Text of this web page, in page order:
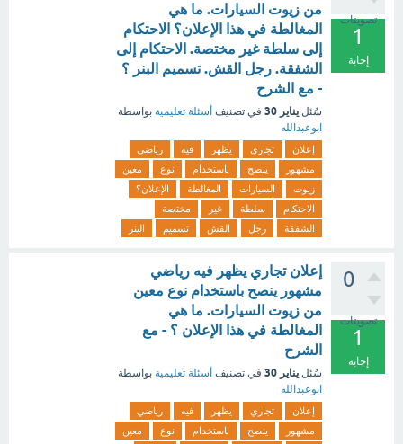
تصويتات
1
إجابة
من زيوت السيارات. ما هي
المغالطة في هذا الإعلان؟ الاحتكام
إلى سلطة غير مختصة. الاحتكام إلى
الشفقة. رجل القش. تسميم البنر ؟
- مع الشرح
سُئل يناير 30 في تصنيف أسئلة تعليمية بواسطة
ابوعبدالله
إعلان تجاري يظهر فيه
رياضي
مشهور
ينصح باستخدام نوع
معين
زيوت
السيارات المغالطة
الإعلان؟
الاحتكام
سلطة غير
مختصة
الشفقة
رجل القش تسميم البنر
0
تصويتات
1
إجابة
إعلان تجاري يظهر فيه رياضي
مشهور ينصح باستخدام نوع معين
من زيوت السيارات. ما هي
المغالطة في هذا الإعلان ؟ - مع
الشرح
سُئل يناير 30 في تصنيف أسئلة تعليمية بواسطة
ابوعبدالله
إعلان تجاري يظهر فيه
رياضي
مشهور
ينصح باستخدام نوع
معين